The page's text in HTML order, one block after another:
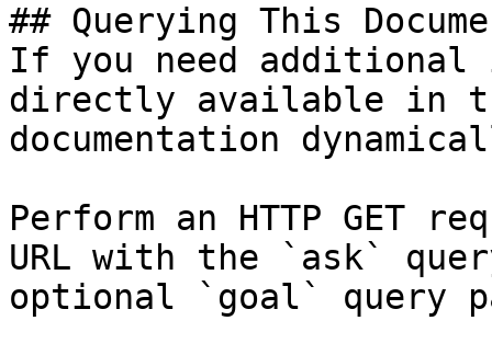
## Querying This
If you need
directly available in
documentation
Perform an HTTP GET
URL with the `ask`
optional `goal` query